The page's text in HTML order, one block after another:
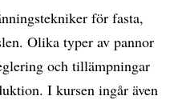
för fasta,
Olika typer av pannor
och tillämpningar
I kursen ingår även